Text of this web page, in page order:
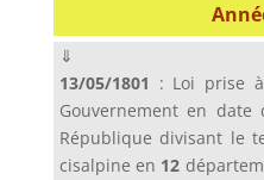
⇓
13/05/1801 : Loi prise
Gouvernement en
République divisant le
cisalpine en 12